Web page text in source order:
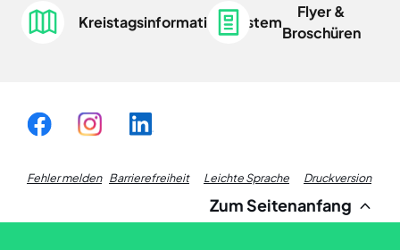
Kreistagsinformationssystem
Flyer &
Broschüren
Fehler melden Fußzeile
Links
Barrierefreiheit Leichte Sprache Druckversion
Zum Seitenanfang